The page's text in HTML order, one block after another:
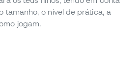
tamanho, o nível de prática, a
jogam.